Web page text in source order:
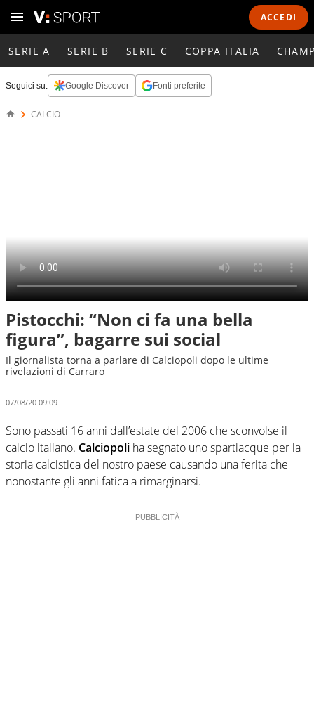
ACCEDI
SERIE A SERIE B SERIE C COPPA ITALIA
Seguici su: Google Discover Fonti preferite
CALCIO
Pistocchi: “Non ci fa una bella
figura”, bagarre sui social
Il giornalista torna a parlare di Calciopoli dopo le ultime
rivelazioni di Carraro
07/08/20 09:09
Sono passati 16 anni dall’estate del 2006 che sconvolse il
calcio italiano. Calciopoli ha segnato uno spartiacque per la
storia calcistica del nostro paese causando una ferita che
nonostante gli anni fatica a rimarginarsi.